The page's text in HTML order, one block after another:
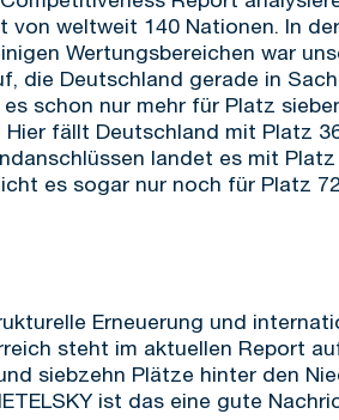
weltweit 140 Nationen. In
Wertungsbereichen war
die Deutschland gerade in
schon nur mehr für Platz
fällt Deutschland mit Platz
landet es mit
es sogar nur noch für Platz
Erneuerung und
steht im aktuellen Report
siebzehn Plätze hinter den
ist das eine gute